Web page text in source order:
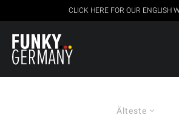
CLICK HERE FOR OUR ENGLISH
Älteste